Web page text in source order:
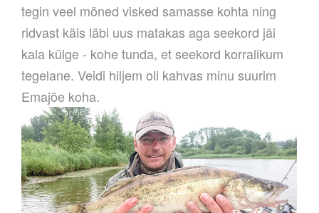
tegin veel mõned visked samasse kohta ning
ridvast käis läbi uus matakas aga seekord jäi
kala külge - kohe tunda, et seekord korralikum
tegelane. Veidi hiljem oli kahvas minu suurim
Emajõe koha.